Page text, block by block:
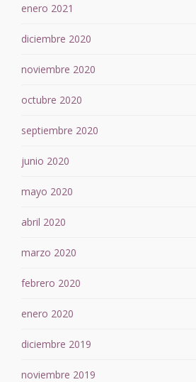
enero 2021
diciembre 2020
noviembre 2020
octubre 2020
septiembre 2020
junio 2020
mayo 2020
abril 2020
marzo 2020
febrero 2020
enero 2020
diciembre 2019
noviembre 2019